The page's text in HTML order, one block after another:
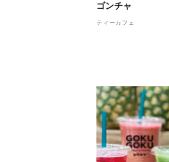
ゴンチャ
ティーカフェ